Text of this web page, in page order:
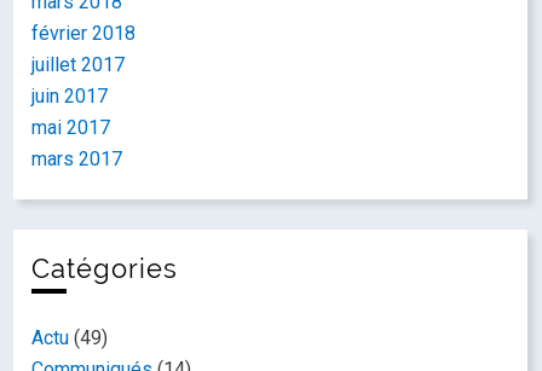
février 2018
juillet 2017
juin 2017
mai 2017
mars 2017
Catégories
Actu (49)